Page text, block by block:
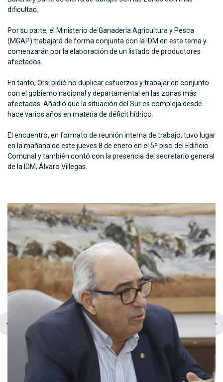
dificultad.
Por su parte, el Ministerio de Ganadería Agricultura y Pesca
(MGAP) trabajará de forma conjunta con la IDM en este tema y
comenzarán por la elaboración de un listado de productores
afectados.
En tanto, Orsi pidió no duplicar esfuerzos y trabajar en conjunto
con el gobierno nacional y departamental en las zonas más
afectadas. Añadió que la situación del Sur es compleja desde
hace varios años en materia de déficit hídrico.
El encuentro, en formato de reunión interna de trabajo, tuvo lugar
en la mañana de este jueves 8 de enero en el 5º piso del Edificio
Comunal y también contó con la presencia del secretario general
de la IDM, Álvaro Villegas.
chevron_left navigate_next